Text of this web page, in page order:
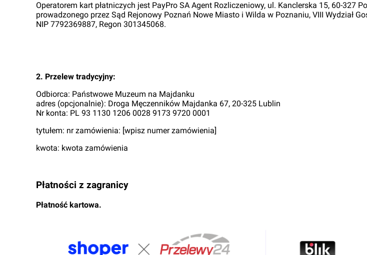
Operatorem kart płatniczych jest PayPro SA Agent Rozliczeniowy, ul. Kanclerska 15, 60-327
prowadzonego przez Sąd Rejonowy Poznań Nowe Miasto i Wilda w Poznaniu, VIII Wydział
NIP 7792369887, Regon 301345068.
2. Przelew tradycyjny:
Odbiorca: Państwowe Muzeum na Majdanku
adres (opcjonalnie): Droga Męczenników Majdanka 67, 20-325 Lublin
Nr konta: PL 93 1130 1206 0028 9173 9720 0001
tytułem: nr zamówienia: [wpisz numer zamówienia]
kwota: kwota zamówienia
Płatności z zagranicy
Płatność kartowa.